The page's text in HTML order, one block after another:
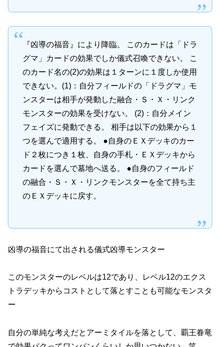
『凶導の福音』により降臨。 このカードは「ドラ
グマ」カードの効果でしか儀式召喚できない。 こ
のカード名の(2)の効果は１ターンに１度しか使用
できない。(1)：自分フィールドの「ドラグマ」モ
ンスターは相手が発動した融合・Ｓ・Ｘ・リンク
モンスターの効果を受けない。 (2)：自分メイン
フェイズに発動できる。 相手は以下の効果から１
つを選んで適用する。 ●自身のＥＸデッキのカー
ド２枚につき１枚、自身の手札・ＥＸデッキから
カードを選んで墓地へ送る。 ●自身のフィールド
の融合・Ｓ・Ｘ・リンクモンスターを全て持ち主
のＥＸデッキに戻す。
凶導の福音にて出される儀式凶導モンスター
このモンスターのレベルは12であり、レベル12のエクス
トラデッキからコストとして落とすことも可能なモンスタ
ー
自分の単純な考えだとアーミタイルを落として、覇王眷竜